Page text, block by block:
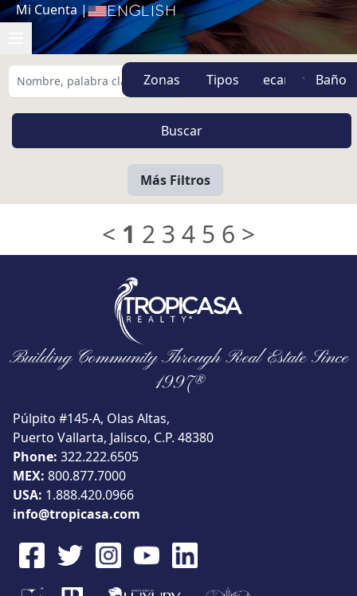
Mi Cuenta | English
Zonas Tipos
Más Filtros
Vista
Pie de Playa Buscar usando:
USD
< 1 2 3 4 5 6 >
Building Community Through Real Estate Since
1997®
Púlpito #145-A, Olas Altas,
Puerto Vallarta, Jalisco, C.P. 48380
Phone: 322.222.6505
MEX: 800.877.7000
USA: 1.888.420.0966
info@tropicasa.com